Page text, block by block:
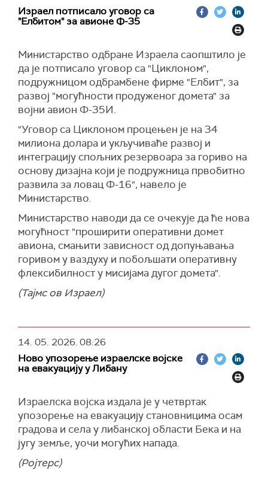
Израел потписало уговор са
"Елбитом" за авионе Ф-35
Министарство одбране Израела саопштило је
да је потписало уговор са "Циклоном",
подружницом одбрамбене фирме "Елбит", за
развој "могућности продуженог домета" за
војни авион Ф-35И.
"Уговор са Циклоном процењен је на 34
милиона долара и укључиваће развој и
интеграцију спољних резервоара за гориво на
основу дизајна који је подружница првобитно
развила за ловац Ф-16", навело је
Министарство.
Министарство наводи да се очекује да ће нова
могућност "проширити оперативни домет
авиона, смањити зависност од допуњавања
горивом у ваздуху и побољшати оперативну
флексибилност у мисијама дугог домета".
(Тајмс ов Израел)
14. 05. 2026.08:26
Ново упозорење израелске војске
на евакуацију у Либану
Израелска војска издала је у четвртак
упозорење на евакуацију становницима осам
градова и села у либанској области Бека и на
југу земље, уочи могућих напада.
(Ројтерс)